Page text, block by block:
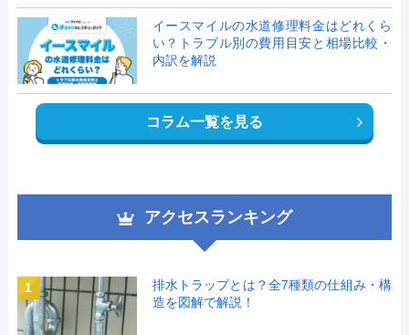
イースマイルの水道修理料金はどれくら
い？トラブル別の費用目安と相場比較・
内訳を解説
コラム一覧を見る
アクセスランキング
1
排水トラップとは？全7種類の仕組み・構
造を図解で解説！